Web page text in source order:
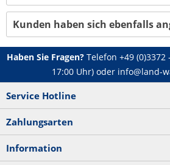
Kunden haben sich ebenfalls
Haben Sie Fragen? Telefon +49 (0)3372
17:00 Uhr) oder info@land-
Service Hotline
Zahlungsarten
Information